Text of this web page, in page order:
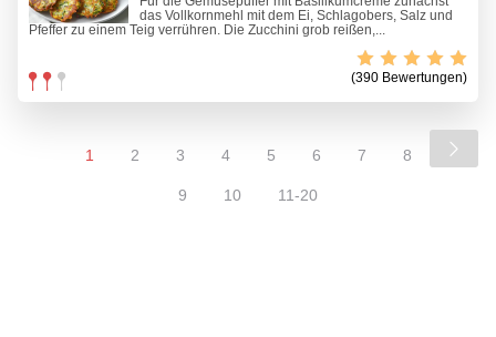
das Vollkornmehl mit dem Ei, Schlagobers, Salz und
Pfeffer zu einem Teig verrühren. Die Zucchini grob reißen,...
(390 Bewertungen)
1 2 3 4 5 6 7 8
9 10 11-20